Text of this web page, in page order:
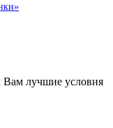
лучшие условия